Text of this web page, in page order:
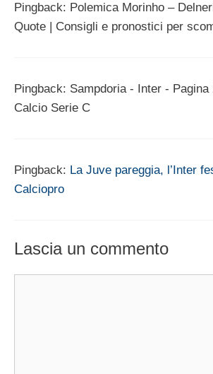
Pingback: Polemica Morinho –
Quote | Consigli e pronostici per
Pingback: Sampdoria - Inter - Pagina
Calcio Serie C
Pingback: La Juve pareggia, l’Inter
Calciopro
Lascia un commento